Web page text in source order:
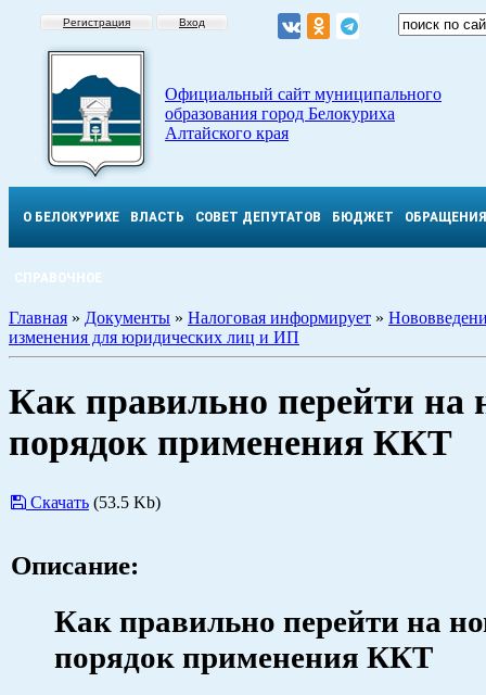
Регистрация Вход
Официальный сайт муниципального
образования город Белокуриха
Алтайского края
О БЕЛОКУРИХЕ ВЛАСТЬ СОВЕТ ДЕПУТАТОВ БЮДЖЕТ ОБРАЩЕНИЯ
СПРАВОЧНОЕ
Главная » Документы » Налоговая информирует »
изменения для юридических лиц и ИП
Как правильно перейти на
порядок применения ККТ
Скачать (53.5 Kb)
Описание:
Как правильно перейти на
порядок применения ККТ